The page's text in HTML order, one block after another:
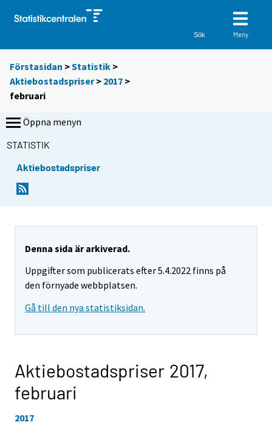
Sök Meny
Förstasidan >Statistik >
Aktiebostadspriser> 2017 >
februari
Öppna menyn
STATISTIK
Aktiebostadspriser
Denna sida är arkiverad.
Uppgifter som publicerats efter 5.4.2022 finns på
den förnyade webbplatsen.
Gå till den nya statistiksidan.
Aktiebostadspriser 2017,
februari
2017